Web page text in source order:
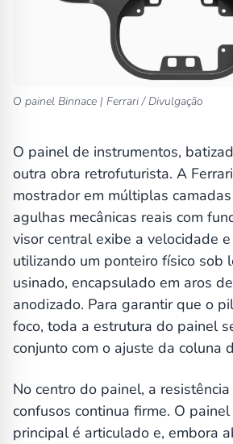
O painel Binnace | Ferrari / Divulgação
O painel de instrumentos,
outra obra retrofuturista. A
mostrador em múltiplas
agulhas mecânicas reais com
visor central exibe a velocidade
utilizando um ponteiro físico sob
usinado, encapsulado em aros
anodizado. Para garantir que o
foco, toda a estrutura do painel
conjunto com o ajuste da coluna
No centro do painel, a
confusos continua firme. O
principal é articulado e, embora